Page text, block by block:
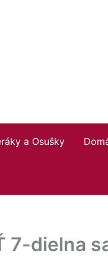
a Osušky
7-dielna